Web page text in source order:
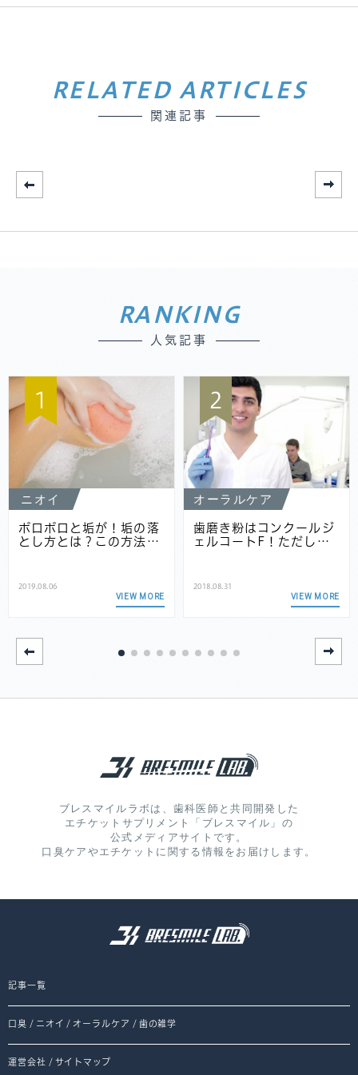
RELATED ARTICLES
関連記事
RANKING
人気記事
1
ニオイ
ポロポロと垢が！垢の落
とし方とは？この方法…
2019.08.06
VIEW MORE
2
オーラルケア
歯磨き粉はコンクールジ
ェルコートF！ただし…
2018.08.31
VIEW MORE
ブレスマイルラボは、歯科医師と共同開発した
エチケットサプリメント「ブレスマイル」の
公式メディアサイトです。
口臭ケアやエチケットに関する情報をお届けします。
記事一覧
口臭 / ニオイ / オーラルケア / 歯の雑学
運営会社 / サイトマップ